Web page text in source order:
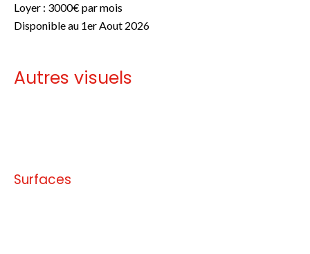
Loyer : 3000€ par mois
Disponible au 1er Aout 2026
Autres visuels
Surfaces